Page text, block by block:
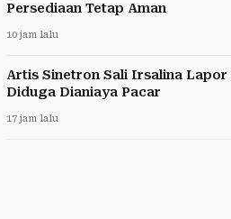
Persediaan Tetap Aman
10 jam lalu
Artis Sinetron Sali Irsalina Lapor
Diduga Dianiaya Pacar
17 jam lalu